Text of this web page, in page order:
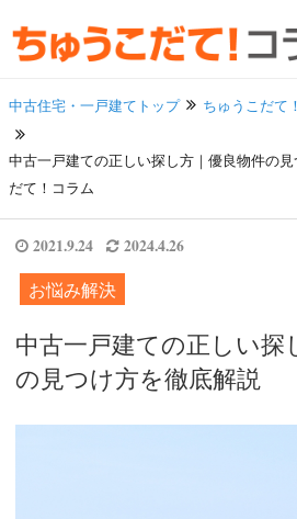
中古住宅・一戸建てトップ ちゅうこだて
中古一戸建ての正しい探し方｜優良物件の
だて！コラム
2021.9.24 2024.4.26
お悩み解決
中古一戸建ての正しい探
の見つけ方を徹底解説